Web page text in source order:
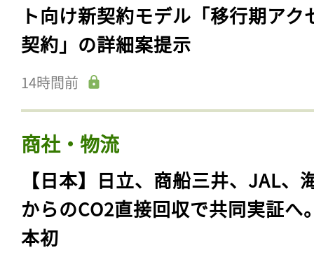
ト向け新契約モデル「移行期アク
契約」の詳細案提示
14時間前
商社・物流
【日本】日立、商船三井、JAL、
からのCO2直接回収で共同実証へ
本初